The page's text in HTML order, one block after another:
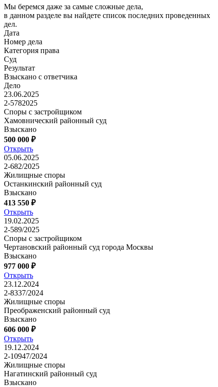
Мы беремся даже за самые сложные дела,
в данном разделе вы найдете список последних проведенных
дел.
Дата
Номер дела
Категория права
Суд
Результат
Взыскано с ответчика
Дело
23.06.2025
2-5782025
Споры с застройщиком
Хамовнический районный суд
Взыскано
500 000 ₽
Открыть
05.06.2025
2-682/2025
Жилищные споры
Останкинский районный суд
Взыскано
413 550 ₽
Открыть
19.02.2025
2-589/2025
Споры с застройщиком
Чертановский районный суд города Москвы
Взыскано
977 000 ₽
Открыть
23.12.2024
2-8337/2024
Жилищные споры
Преображенский районный суд
Взыскано
606 000 ₽
Открыть
19.12.2024
2-10947/2024
Жилищные споры
Нагатинский районный суд
Взыскано